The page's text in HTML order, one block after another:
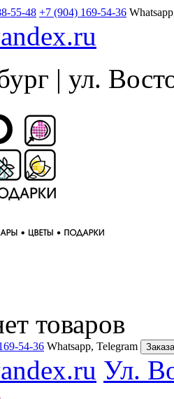
55-48 +7 (904) 169-54-36
| ул.
товаров
54-36 Whatsapp, Telegram
Ул.